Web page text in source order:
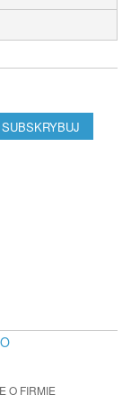
SUBSKRYBUJ
O FIRMIE